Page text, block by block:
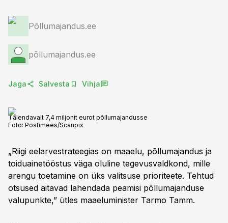
Põllumajandus.ee
põllumajandus.ee
Jaga Salvesta Vihja
Täiendavalt 7,4 miljonit eurot põllumajandusse
Foto: Postimees/Scanpix
„Riigi eelarvestrateegias on maaelu, põllumajandus ja
toiduainetööstus väga oluline tegevusvaldkond, mille
arengu toetamine on üks valitsuse prioriteete. Tehtud
otsused aitavad lahendada peamisi põllumajanduse
valupunkte,” ütles maaeluminister Tarmo Tamm.